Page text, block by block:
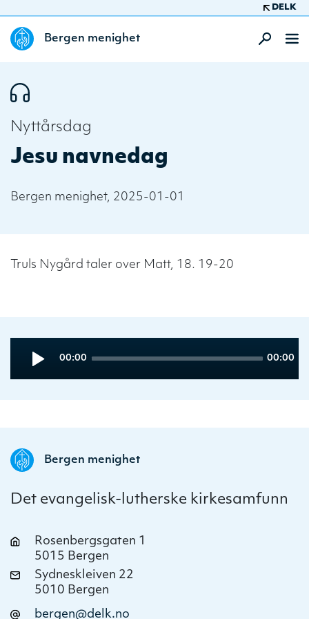
DELK
Bergen menighet
Nyttårsdag
Jesu navnedag
Bergen menighet, 2025-01-01
Truls Nygård taler over Matt, 18. 19-20
Player
Current
00:00
Total
00:00
Bergen menighet
Det evangelisk-lutherske kirkesamfunn
Rosenbergsgaten 1
5015 Bergen
Sydneskleiven 22
5010 Bergen
bergen@delk.no